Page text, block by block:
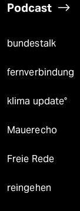
Podcast
bundestalk
fernverbindung
klima update°
Mauerecho
Freie Rede
reingehen